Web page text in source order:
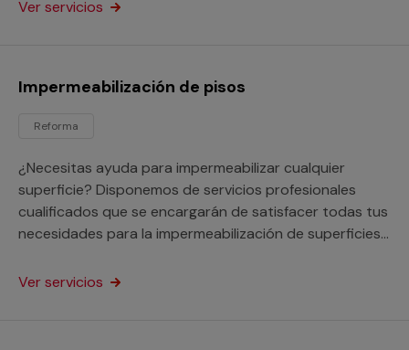
Ver servicios
Impermeabilización de pisos
Reforma
¿Necesitas ayuda para impermeabilizar cualquier
superficie? Disponemos de servicios profesionales
cualificados que se encargarán de satisfacer todas tus
necesidades para la impermeabilización de superficies
impermeabilización con independencia del material de
Ver servicios